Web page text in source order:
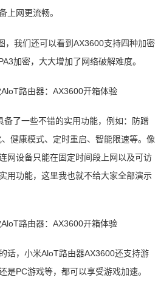
上网更流畅。
，我们还可以看到AX3600支持四种加密
加密，大大增加了网络破解难度。
备了一些不错的实用功能，例如：防蹭
健康模式、定时重启、智能限速等。像
网设备只能在固定时间段上网以及可访
用功能，这里我也就不给大家全部演示
话，小米AloT路由器AX3600还支持游
是PC游戏等，都可以享受游戏加速。